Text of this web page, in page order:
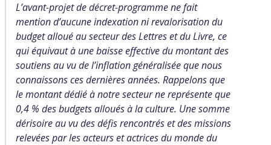
L’avant-projet de décret-programme ne fait
mention d’aucune indexation ni revalorisation du
budget alloué au secteur des Lettres et du Livre, ce
qui équivaut à une baisse effective du montant des
soutiens au vu de l’inflation généralisée que nous
connaissons ces dernières années. Rappelons que
le montant dédié à notre secteur ne représente que
0,4 % des budgets alloués à la culture. Une somme
dérisoire au vu des défis rencontrés et des missions
relevées par les acteurs et actrices du monde du